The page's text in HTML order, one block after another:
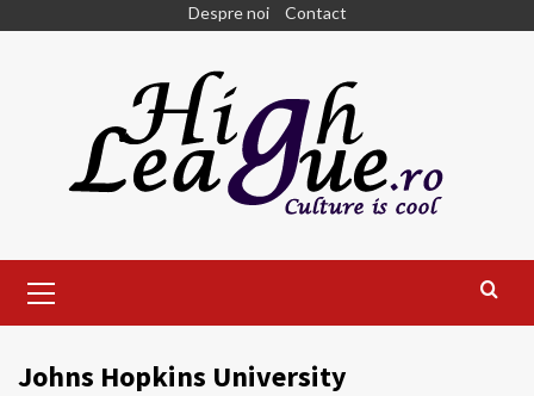
Despre noi Contact
Menu
Johns Hopkins University